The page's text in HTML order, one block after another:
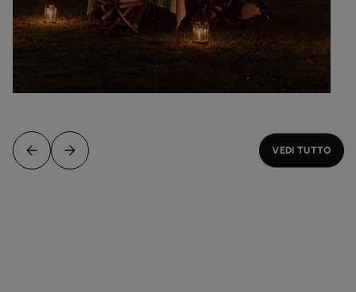
VEDI TUTTO